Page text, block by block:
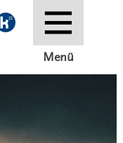
Menü